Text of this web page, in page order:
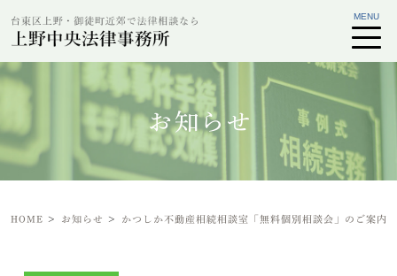
お知らせ
HOME お知らせ かつしか不動産相続相談室「無料個別相談会」のご案内